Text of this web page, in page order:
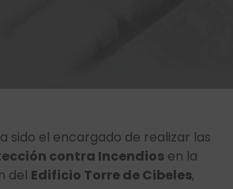
sido el encargado de realizar las
contra Incendios en la
del Edificio Torre de Cibeles,